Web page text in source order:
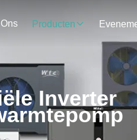
Producten
Inverter